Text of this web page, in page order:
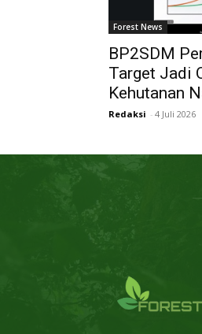
Forest News
BP2SDM
Target Jadi
Kehutanan
Redaksi - 4 Juli 2026